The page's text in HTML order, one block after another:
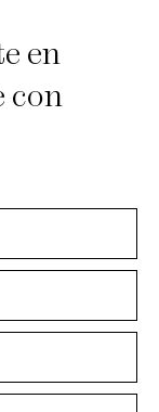
en
con